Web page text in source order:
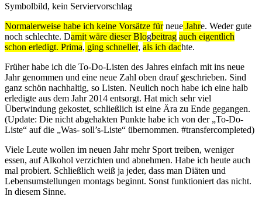
Symbolbild, kein Serviervorschlag
Normalerweise habe ich keine Vorsätze fürneue Jahre. Weder gute
noch schlechte. Damit wäre dieser Blogbeitrag auch eigentlich
schon erledigt. Prima, ging schneller, als ich dachte.
Früher habe ich die To-Do-Listen des Jahres einfach mit ins neue
Jahr genommen und eine neue Zahl oben drauf geschrieben. Sind
ganz schön nachhaltig, so Listen. Neulich noch habe ich eine halb
erledigte aus dem Jahr 2014 entsorgt. Hat mich sehr viel
Überwindung gekostet, schließlich ist eine Ära zu Ende gegangen.
(Update: Die nicht abgehakten Punkte habe ich von der „To-Do-
Liste“ auf die „Was- soll’s-Liste“ übernommen. #transfercompleted)
Viele Leute wollen im neuen Jahr mehr Sport treiben, weniger
essen, auf Alkohol verzichten und abnehmen. Habe ich heute auch
mal probiert. Schließlich weiß ja jeder, dass man Diäten und
Lebensumstellungen montags beginnt. Sonst funktioniert das nicht.
In diesem Sinne.